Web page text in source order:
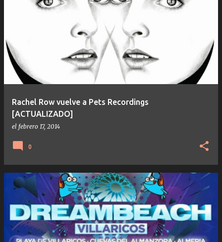
Rachel Row vuelve a Pets Recordings
[ACTUALIZADO]
el febrero 17, 2014
0